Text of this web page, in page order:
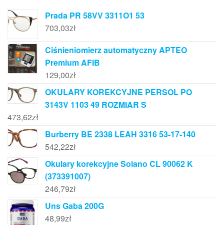
Prada PR 58VV 3311O1 53
703,03zł
Ciśnieniomierz automatyczny APTEO
Premium AFIB
129,00zł
OKULARY KOREKCYJNE PERSOL PO
3143V 1103 49 ROZMIAR S
473,62zł
Burberry BE 2338 LEAH 3316 53-17-140
542,22zł
Okulary korekcyjne Solano CL 90062 K
(373391007)
246,79zł
Uns Gaba 200G
48,99zł